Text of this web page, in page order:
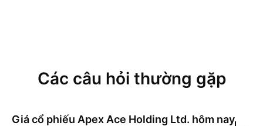
Các câu hỏi thường gặp
Giá cổ phiếu Apex Ace Holding Ltd. hôm nay